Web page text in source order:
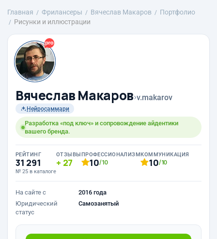
Главная Фрилансеры Вячеслав Макаров
Портфолио
Рисунки и иллюстрации
Вячеслав Макаров›v.makarov
Нейросаммари
Разработка «под ключ» и сопровождение айдентики
вашего бренда.
РЕЙТИНГ
31 291
№ 25 в каталоге
ОТЗЫВЫ
27
ПРОФЕССИОНАЛИЗМ
10/10
КОММУНИКАЦИЯ
10/10
На сайте с
2016 года
Юридический
статус
Самозанятый